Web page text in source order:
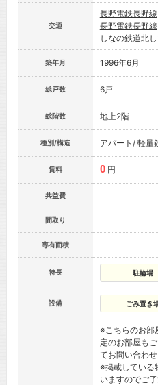
交通
長野電鉄長野線
長野電鉄長野線
しなの鉄道北
築年月 1996年6月
総戸数 6戸
総階数 地上2階
種別/構造 アパート/ 軽量
賃料 0 円
共益費
間取り
専有面積
特長 駐輪場
設備 ごみ置き
※こちらのお部
定のお部屋も
てお問い合わせ
※掲載している
いますのでご了